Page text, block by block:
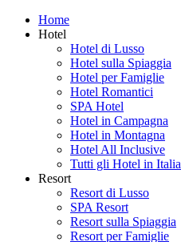
Home
Hotel
Hotel di Lusso
Hotel sulla Spiaggia
Hotel per Famiglie
Hotel Romantici
SPA Hotel
Hotel in Campagna
Hotel in Montagna
Hotel All Inclusive
Tutti gli Hotel in Italia
Resort
Resort di Lusso
SPA Resort
Resort sulla Spiaggia
Resort per Famiglie